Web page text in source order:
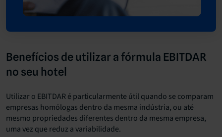
Benefícios de utilizar a fórmula EBITDAR
no seu hotel
Utilizar o EBITDAR é particularmente útil quando se comparam
empresas homólogas dentro da mesma indústria, ou até
mesmo propriedades diferentes dentro da mesma empresa,
uma vez que reduz a variabilidade.